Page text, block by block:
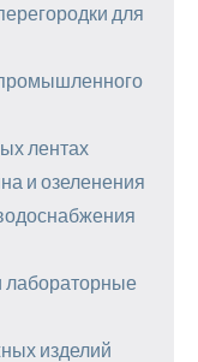
для
лентах
и озеленения
лабораторные
изделий